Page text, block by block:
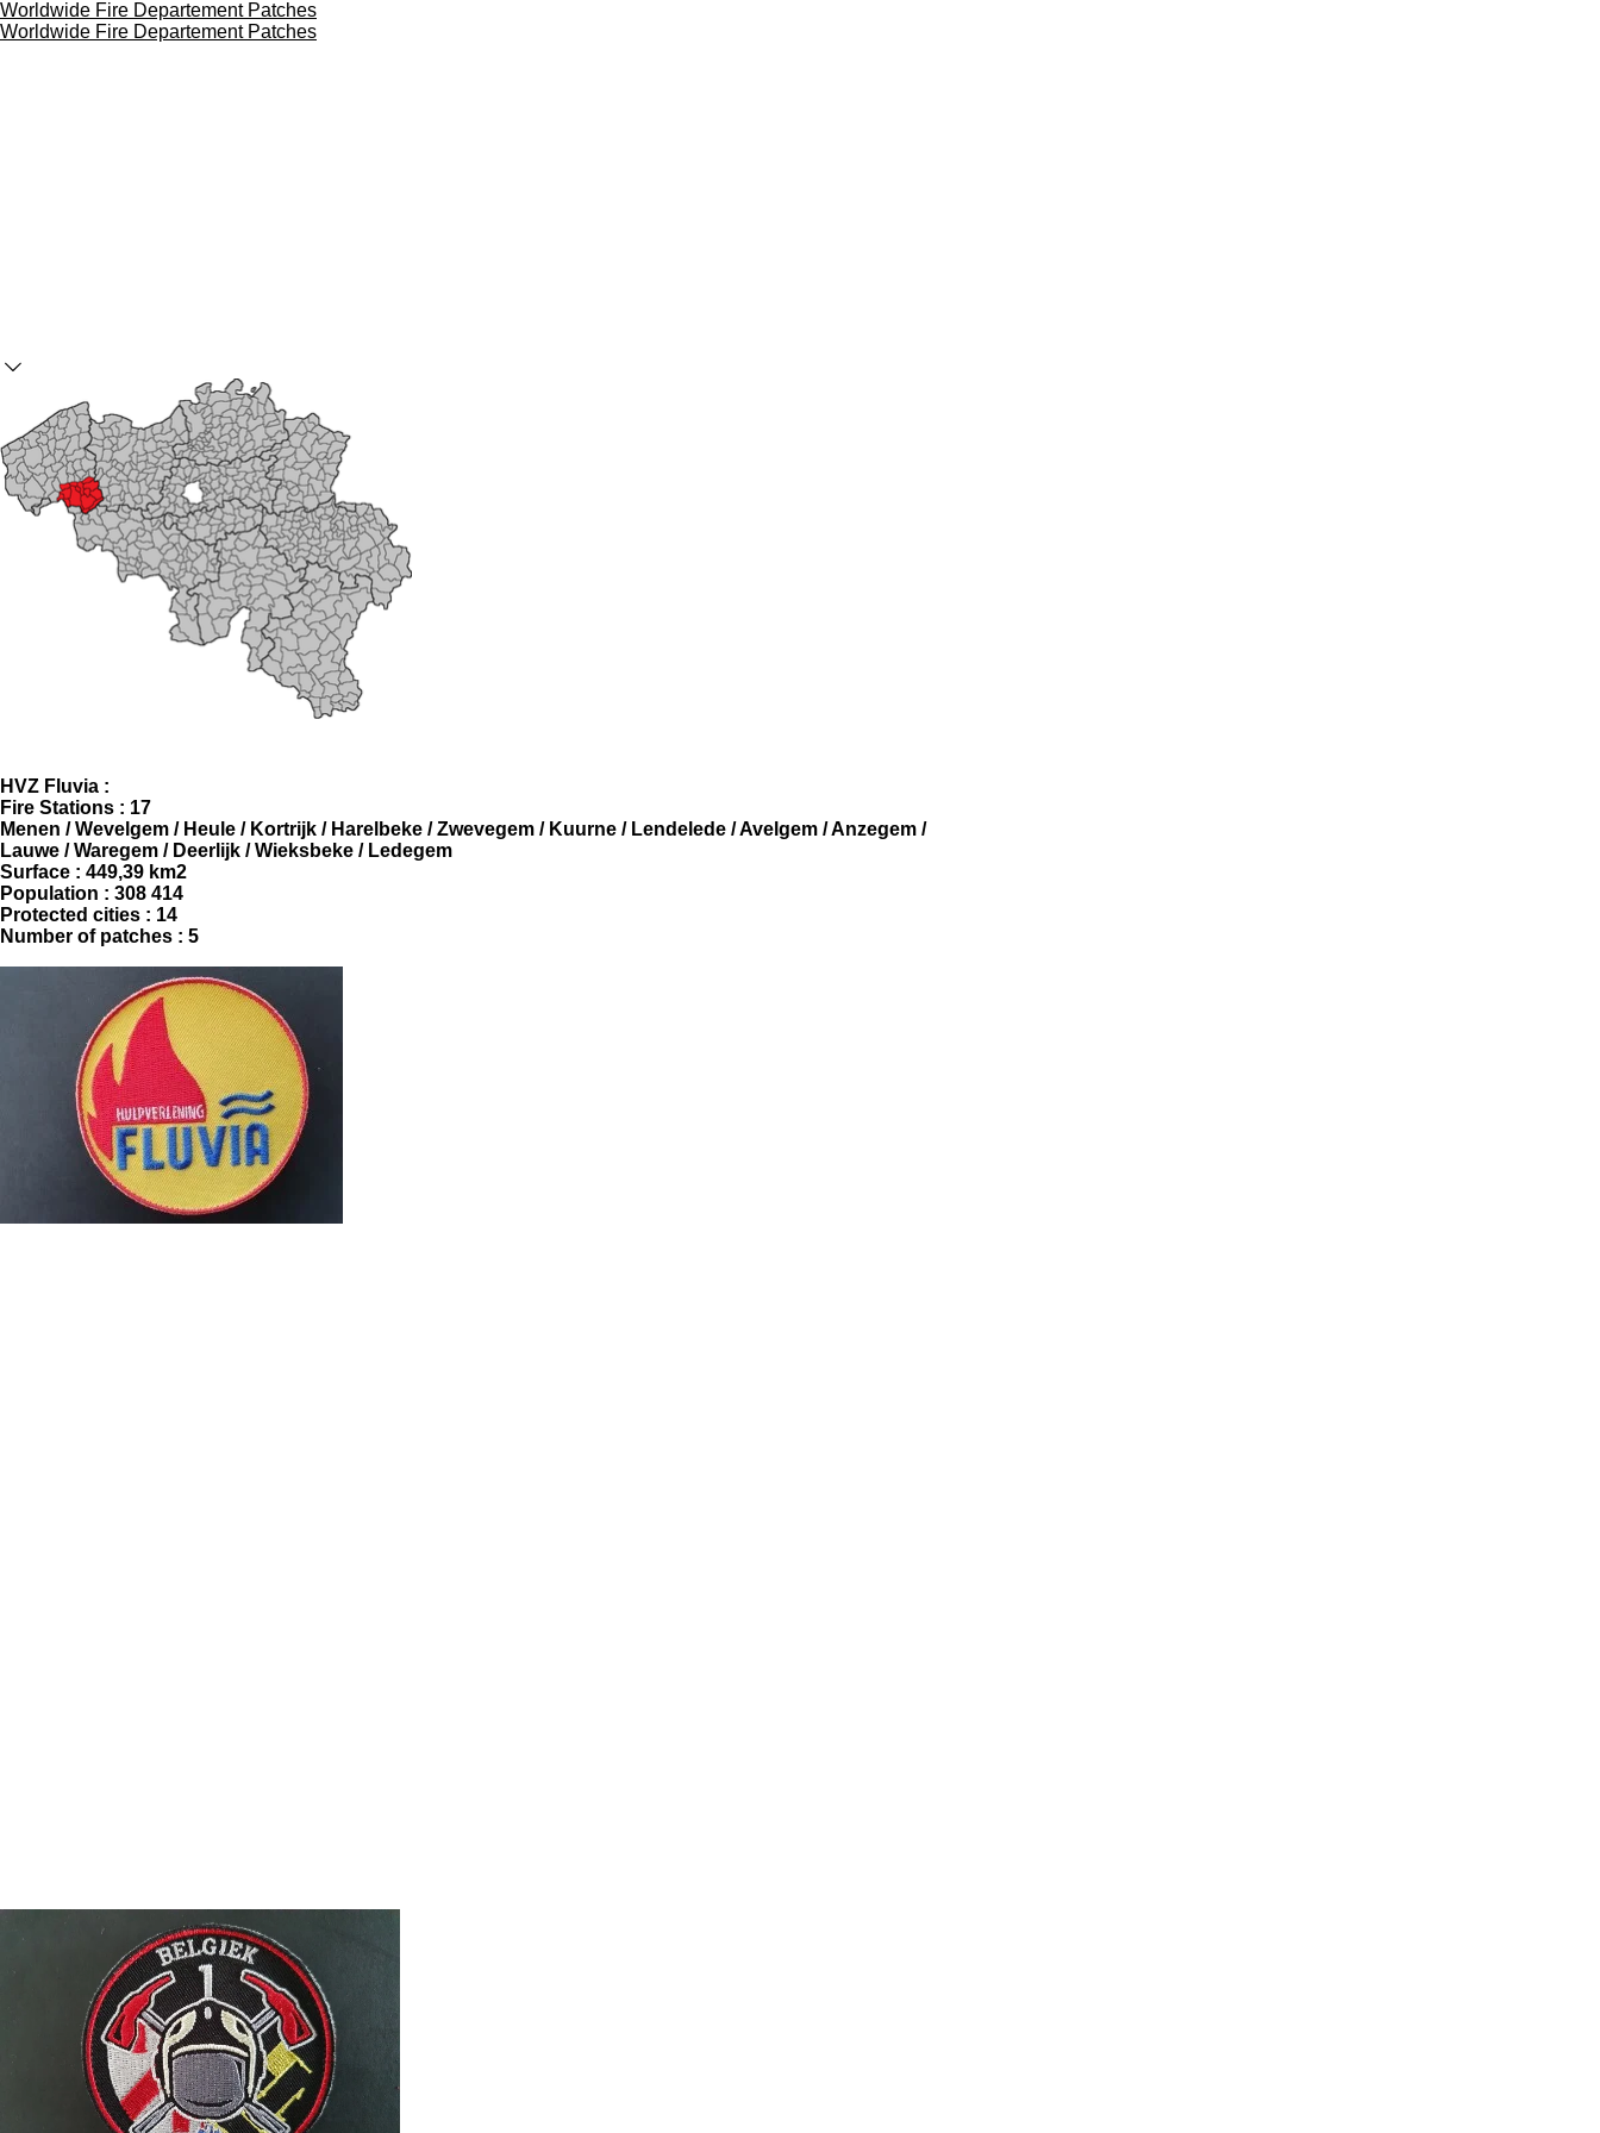
Skip
to
Worldwide Fire Departement Patches
Worldwide Fire Departement Patches
HVZ Fluvia :
Fire Stations : 17
Menen / Wevelgem / Heule / Kortrijk / Harelbeke / Zwevegem / Kuurne / Lendelede / Avelgem / Anzegem /
Lauwe / Waregem / Deerlijk / Wieksbeke / Ledegem
Surface : 449,39 km2
Population : 308 414
Protected cities : 14
Number of patches : 5